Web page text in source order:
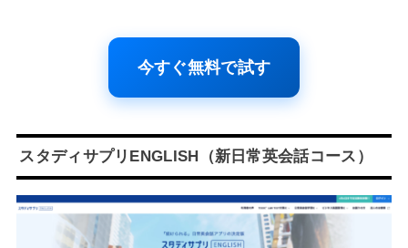
今すぐ無料で試す
スタディサプリENGLISH（新日常英会話コース）